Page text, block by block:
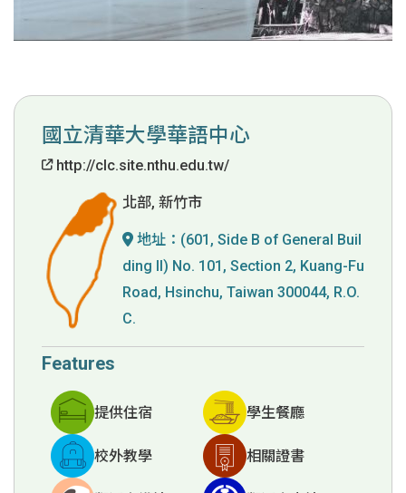
國立清華大學華語中心
http://clc.site.nthu.edu.tw/
北部, 新竹市
地址： (601, Side B of General Buil
ding II) No. 101, Section 2, Kuang-Fu
Road, Hsinchu, Taiwan 300044, R.O.
C.
Features
提供住宿 學生餐廳
校外教學 相關證書